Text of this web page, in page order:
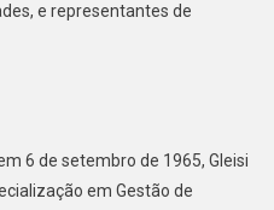
e representantes de
6 de setembro de 1965, Gleisi
em Gestão de